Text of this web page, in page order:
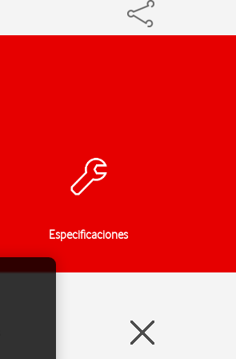
Especificaciones